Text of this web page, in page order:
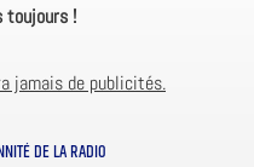
toujours !
jamais de publicités.
DE LA RADIO